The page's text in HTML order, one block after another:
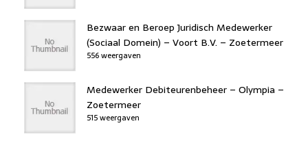
Bezwaar en Beroep Juridisch Medewerker
(Sociaal Domein) – Voort B.V. – Zoetermeer
556 weergaven
Medewerker Debiteurenbeheer – Olympia –
Zoetermeer
515 weergaven